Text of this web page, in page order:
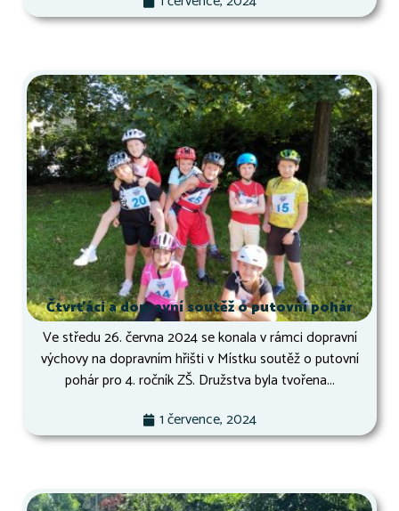
Čtvrťáci a dopravní soutěž o putovní pohár
Ve středu 26. června 2024 se konala v rámci dopravní
výchovy na dopravním hřišti v Místku soutěž o putovní
pohár pro 4. ročník ZŠ. Družstva byla tvořena...
1 července, 2024